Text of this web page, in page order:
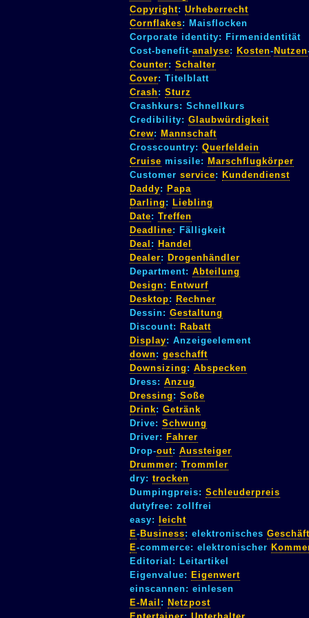
Copyright: Urheberrecht
Cornflakes: Maisflocken
Corporate identity: Firmenidentität
Cost-benefit-analyse: Kosten- Nutzen
Counter: Schalter
Cover: Titelblatt
Crash: Sturz
Crashkurs: Schnellkurs
Credibility: Glaubwürdigkeit
Crew: Mannschaft
Crosscountry: Querfeldein
Cruise missile: Marschflugkörper
Customer service: Kundendienst
Daddy: Papa
Darling : Liebling
Date: Treffen
Deadline: Fälligkeit
Deal : Handel
Dealer: Drogenhändler
Department: Abteilung
Design: Entwurf
Desktop: Rechner
Dessin: Gestaltung
Discount: Rabatt
Display: Anzeigeelement
down: geschafft
Downsizing : Abspecken
Dress: Anzug
Dressing : Soße
Drink: Getränk
Drive: Schwung
Driver: Fahrer
Drop-out: Aussteiger
Drummer: Trommler
dry: trocken
Dumpingpreis: Schleuderpreis
dutyfree: zollfrei
easy:
leicht
E- Business: elektronisches Geschäft
E-commerce: elektronischer
Editorial: Leitartikel
Eigenvalue: Eigenwert
einscannen: einlesen
E-Mail : Netzpost